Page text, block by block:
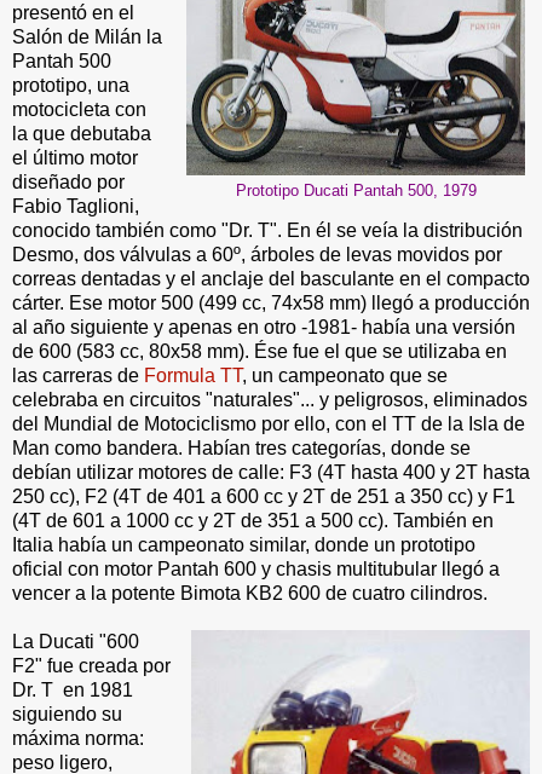
Prototipo Ducati Pantah 500, 1979
presentó en el
Salón de Milán la
Pantah 500
prototipo, una
motocicleta con
la que debutaba
el último motor
diseñado por
Fabio Taglioni,
conocido también como "Dr. T". En él se veía la distribución
Desmo, dos válvulas a 60º, árboles de levas movidos por
correas dentadas y el anclaje del basculante en el compacto
cárter. Ese motor 500 (499 cc, 74x58 mm) llegó a producción
al año siguiente y apenas en otro -1981- había una versión
de 600 (583 cc, 80x58 mm). Ése fue el que se utilizaba en
las carreras de Formula TT, un campeonato que se
celebraba en circuitos "naturales"... y peligrosos, eliminados
del Mundial de Motociclismo por ello, con el TT de la Isla de
Man como bandera. Habían tres categorías, donde se
debían utilizar motores de calle: F3 (4T hasta 400 y 2T hasta
250 cc), F2 (4T de 401 a 600 cc y 2T de 251 a 350 cc) y F1
(4T de 601 a 1000 cc y 2T de 351 a 500 cc). También en
Italia había un campeonato similar, donde un prototipo
oficial con motor Pantah 600 y chasis multitubular llegó a
vencer a la potente Bimota KB2 600 de cuatro cilindros.
La Ducati "600
F2" fue creada por
Dr. T en 1981
siguiendo su
máxima norma:
peso ligero,